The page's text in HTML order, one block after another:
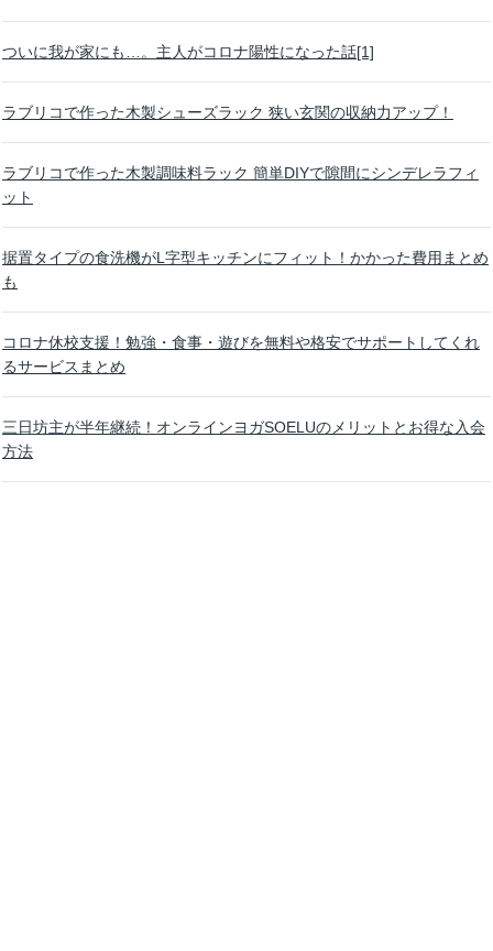
ついに我が家にも…。主人がコロナ陽性になった話[1]
ラブリコで作った木製シューズラック 狭い玄関の収納力アップ！
ラブリコで作った木製調味料ラック 簡単DIYで隙間にシンデレラフィ
ット
据置タイプの食洗機がL字型キッチンにフィット！かかった費用まとめ
も
コロナ休校支援！勉強・食事・遊びを無料や格安でサポートしてくれ
るサービスまとめ
三日坊主が半年継続！オンラインヨガSOELUのメリットとお得な入会
方法